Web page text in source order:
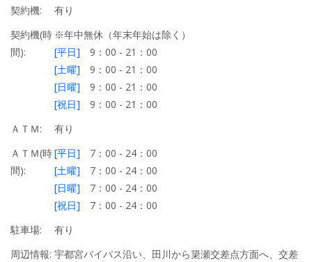
契約機:
有り
契約機(時
間):
※年中無休（年末年始は除く）
[平日] 9：00 - 21：00
[土曜] 9：00 - 21：00
[日曜] 9：00 - 21：00
[祝日] 9：00 - 21：00
ＡＴＭ:
有り
ＡＴＭ(時
間):
[平日] 7：00 - 24：00
[土曜] 7：00 - 24：00
[日曜] 7：00 - 24：00
[祝日] 7：00 - 24：00
駐車場:
有り
周辺情報: 宇都宮バイパス沿い、田川から簗瀬交差点方面へ、交差